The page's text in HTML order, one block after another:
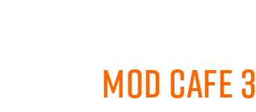
Mod Cafe 3